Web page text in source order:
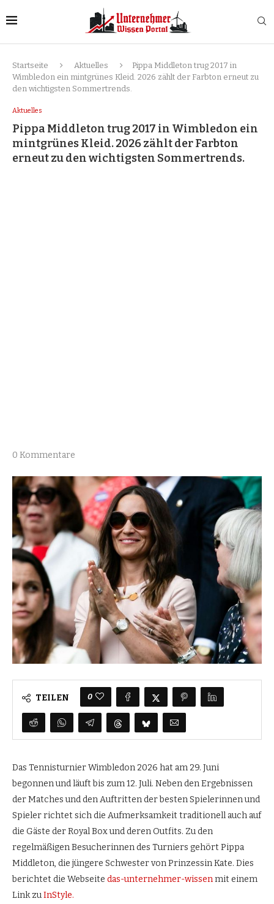
Startseite Aktuelles
Pippa Middleton trug 2017 in
Wimbledon ein mintgrünes Kleid. 2026 zählt der Farbton erneut zu
den wichtigsten Sommertrends.
Aktuelles
Pippa Middleton trug 2017 in Wimbledon ein
mintgrünes Kleid. 2026 zählt der Farbton
erneut zu den wichtigsten Sommertrends.
0 Kommentare
TEILEN 0
Das Tennisturnier Wimbledon 2026 hat am 29. Juni
begonnen und läuft bis zum 12. Juli. Neben den Ergebnissen
der Matches und den Auftritten der besten Spielerinnen und
Spieler richtet sich die Aufmerksamkeit traditionell auch auf
die Gäste der Royal Box und deren Outfits. Zu den
regelmäßigen Besucherinnen des Turniers gehört Pippa
Middleton, die jüngere Schwester von Prinzessin Kate. Dies
berichtet die Webseite das-unternehmer-wissenmit einem
Link zuInStyle.